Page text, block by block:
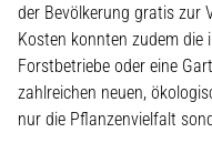
der Bevölkerung gratis zur
Kosten konnten zudem die
Forstbetriebe oder eine
zahlreichen neuen,
nur die Pflanzenvielfalt